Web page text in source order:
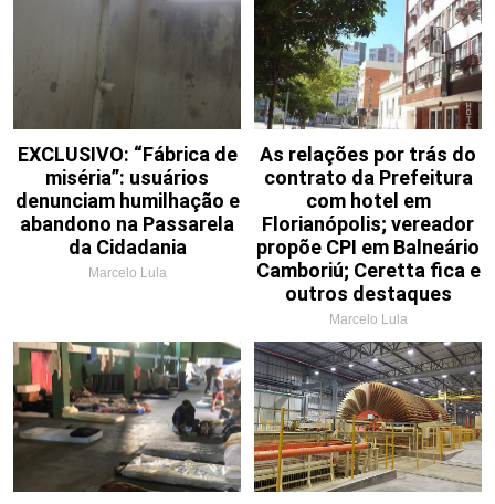
EXCLUSIVO: “Fábrica de
miséria”: usuários
denunciam humilhação e
abandono na Passarela
da Cidadania
Marcelo Lula
As relações por trás do
contrato da Prefeitura
com hotel em
Florianópolis; vereador
propõe CPI em Balneário
Camboriú; Ceretta fica e
outros destaques
Marcelo Lula